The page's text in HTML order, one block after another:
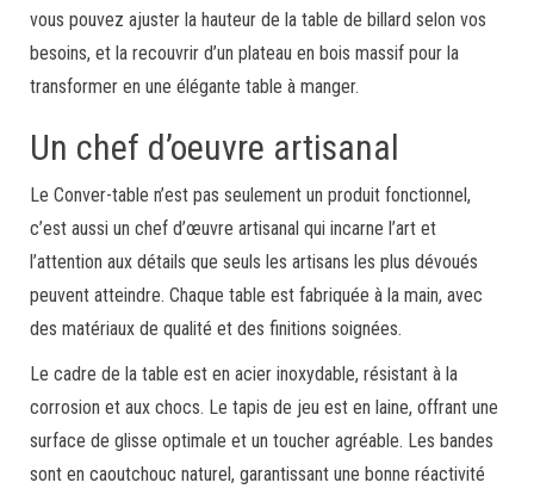
vous pouvez ajuster la hauteur de la table de billard selon vos
besoins, et la recouvrir d’un plateau en bois massif pour la
transformer en une élégante table à manger.
Un chef d’oeuvre artisanal
Le Conver-table n’est pas seulement un produit fonctionnel,
c’est aussi un chef d’œuvre artisanal qui incarne l’art et
l’attention aux détails que seuls les artisans les plus dévoués
peuvent atteindre. Chaque table est fabriquée à la main, avec
des matériaux de qualité et des finitions soignées.
Le cadre de la table est en acier inoxydable, résistant à la
corrosion et aux chocs. Le tapis de jeu est en laine, offrant une
surface de glisse optimale et un toucher agréable. Les bandes
sont en caoutchouc naturel, garantissant une bonne réactivité